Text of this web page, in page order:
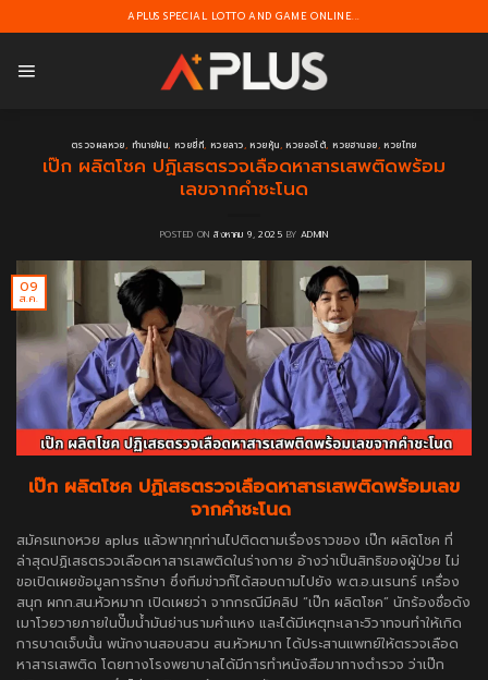
to
APLUS SPECIAL LOTTO AND GAME ONLINE...
ตรวจผลหวย, ทำนายฝัน, หวยยี่กี, หวยลาว, หวยหุ้น, หวยออโต้, หวยฮานอย, หวยไทย
เป๊ก ผลิตโชค ปฏิเสธตรวจเลือดหาสารเสพติดพร้อม
เลขจากคำชะโนด
POSTED ONสิงหาคม 9, 2025 BY ADMIN
09
ส.ค.
เป๊ก ผลิตโชค ปฏิเสธตรวจเลือดหาสารเสพติดพร้อมเลข
จากคำชะโนด
สมัครแทงหวย aplus แล้วพาทุกท่านไปติดตามเรื่องราวของ เป๊ก ผลิตโชค ที่
ล่าสุดปฏิเสธตรวจเลือดหาสารเสพติดในร่างกาย อ้างว่าเป็นสิทธิของผู้ป่วย ไม่
ขอเปิดเผยข้อมูลการรักษา ซึ่งทีมข่าวก็ได้สอบถามไปยัง พ.ต.อ.นเรนทร์ เครื่อง
สนุก ผกก.สน.หัวหมาก เปิดเผยว่า จากกรณีมีคลิป “เป๊ก ผลิตโชค” นักร้องชื่อดัง
เมาโวยวายภายในปั๊มน้ำมันย่านรามคำแหง และได้มีเหตุทะเลาะวิวาทจนทำให้เกิด
การบาดเจ็บนั้น พนักงานสอบสวน สน.หัวหมาก ได้ประสานแพทย์ให้ตรวจเลือด
หาสารเสพติด โดยทางโรงพยาบาลได้มีการทำหนังสือมาทางตำรวจ ว่าเป๊ก